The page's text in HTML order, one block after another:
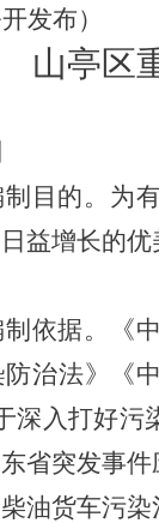
发布）
山亭区
目的。 为
益增长的
依据。
《
治法》《
深入打好污
省突发事
油货车污